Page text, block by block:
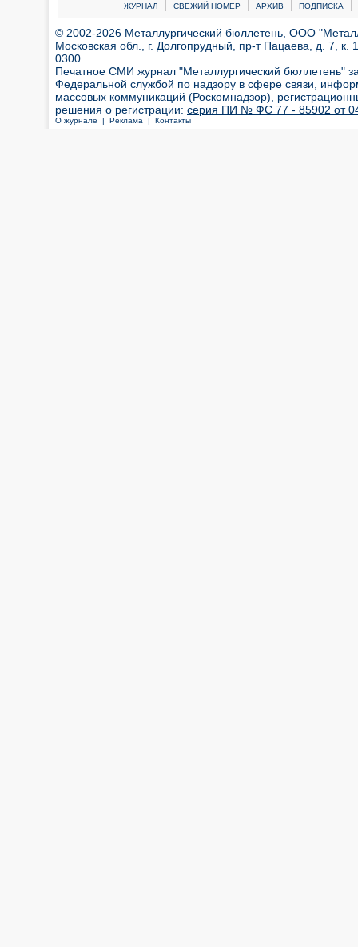
ЖУРНАЛ СВЕЖИЙ НОМЕР АРХИВ ПОДПИСКА
© 2002-2026 Металлургический бюллетень, ООО
Московская обл., г. Долгопрудный, пр-т Пацаева, д. 7,
0300
Печатное СМИ журнал "Металлургический бюллетень"
Федеральной службой по надзору в сфере связи,
массовых коммуникаций (Роскомнадзор),
решения о регистрации: серия ПИ № ФС 77 - 85902 от 04
О журнале | Реклама | Контакты